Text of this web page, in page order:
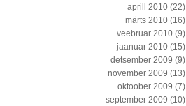
aprill 2010 (22)
märts 2010 (16)
veebruar 2010 (9)
jaanuar 2010 (15)
detsember 2009 (9)
november 2009 (13)
oktoober 2009 (7)
september 2009 (10)